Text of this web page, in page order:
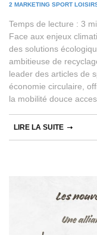
2 MARKETING SPORT
Temps de lecture : 3
Face aux enjeux
des solutions
ambitieuse de
leader des articles de
économie circulaire,
la mobilité douce
LIRE LA SUITE